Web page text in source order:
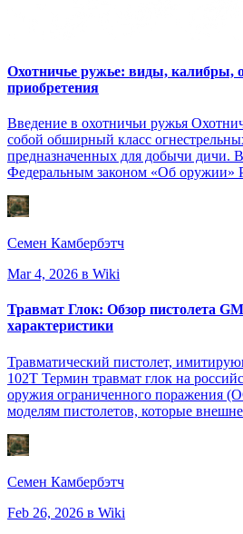
Охотничье ружье: виды, калибры,
приобретения
Введение в охотничьи ружья
собой обширный класс
предназначенных для добычи дичи. В
Федеральным законом «Об оружии»
Семен Камбербэтч
Mar 4, 2026 в Wiki
Травмат Глок: Обзор пистолета
характеристики
Травматический пистолет,
102T Термин травмат глок на
оружия ограниченного поражения
моделям пистолетов, которые
Семен Камбербэтч
Feb 26, 2026 в Wiki